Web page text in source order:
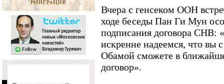
Вчера с генсеком ООН
ходе беседы Пан Ги Мун
подписания договора
искренне надеемся, что
Обамой сможете в
договор».